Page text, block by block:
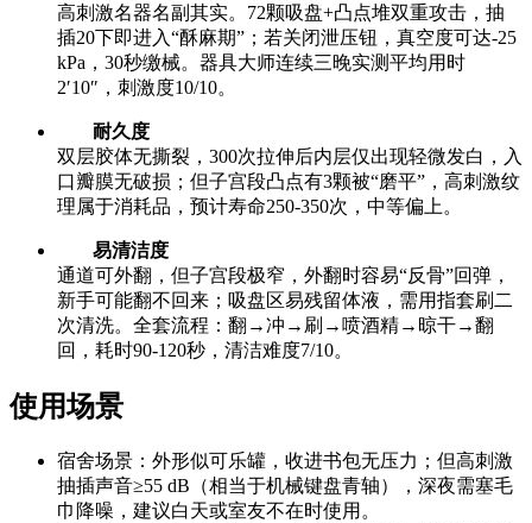
高刺激名器名副其实。72颗吸盘+凸点堆双重攻击，抽
插20下即进入“酥麻期”；若关闭泄压钮，真空度可达-25
kPa，30秒缴械。器具大师连续三晚实测平均用时
2′10″，刺激度10/10。
耐久度
双层胶体无撕裂，300次拉伸后内层仅出现轻微发白，入
口瓣膜无破损；但子宫段凸点有3颗被“磨平”，高刺激纹
理属于消耗品，预计寿命250-350次，中等偏上。
易清洁度
通道可外翻，但子宫段极窄，外翻时容易“反骨”回弹，
新手可能翻不回来；吸盘区易残留体液，需用指套刷二
次清洗。全套流程：翻→冲→刷→喷酒精→晾干→翻
回，耗时90-120秒，清洁难度7/10。
使用场景
宿舍场景：外形似可乐罐，收进书包无压力；但高刺激
抽插声音≥55 dB（相当于机械键盘青轴），深夜需塞毛
巾降噪，建议白天或室友不在时使用。